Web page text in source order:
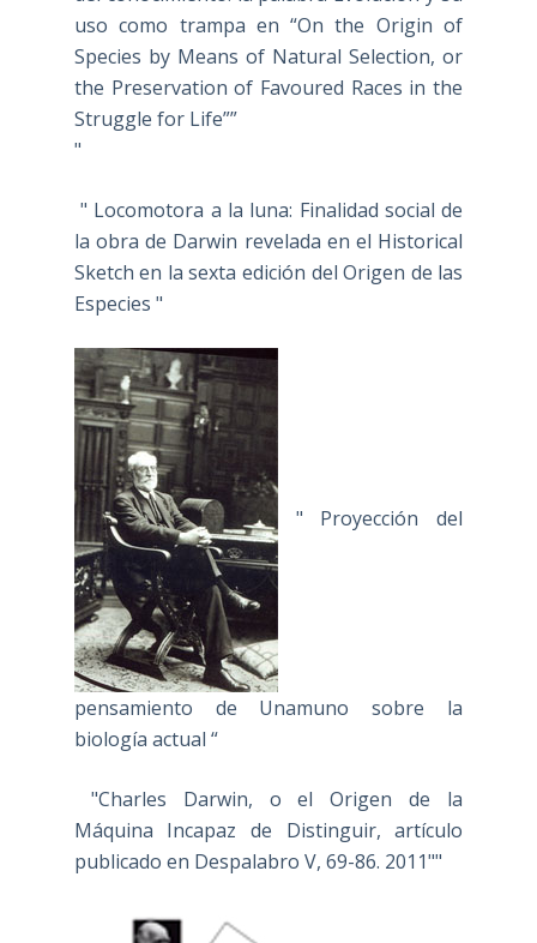
uso como trampa en “On the Origin of
Species by Means of Natural Selection, or
the Preservation of Favoured Races in the
Struggle for Life””
"
" Locomotora a la luna: Finalidad social de
la obra de Darwin revelada en el Historical
Sketch en la sexta edición del Origen de las
Especies "
" Proyección del
pensamiento de Unamuno sobre la
biología actual “
"Charles Darwin, o el Origen de la
Máquina Incapaz de Distinguir, artículo
publicado en Despalabro V, 69-86. 2011""